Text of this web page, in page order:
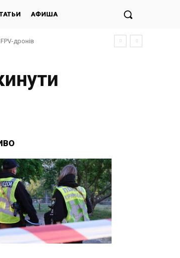
АФИША
дронів